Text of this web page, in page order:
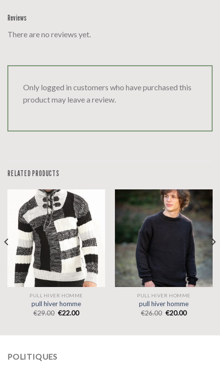
Reviews
There are no reviews yet.
Only logged in customers who have purchased this
product may leave a review.
RELATED PRODUCTS
PULL HIVER HOMME
pull hiver homme
€29.00 €22.00
PULL HIVER HOMME
pull hiver homme
€26.00 €20.00
POLITIQUES